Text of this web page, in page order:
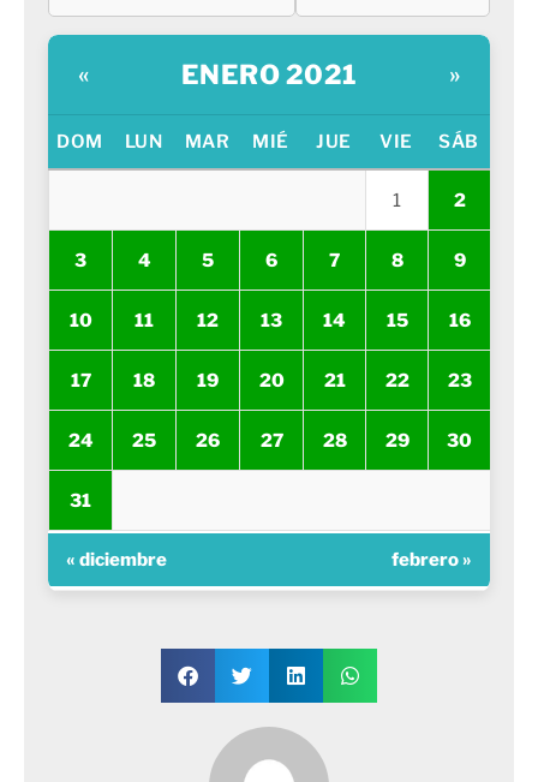
« ENERO 2021 »
DOM LUN MAR MIÉ JUE VIE SÁB
1 2
3 4 5 6 7 8 9
10 11 12 13 14 15 16
17 18 19 20 21 22 23
24 25 26 27 28 29 30
31
« diciembre febrero »